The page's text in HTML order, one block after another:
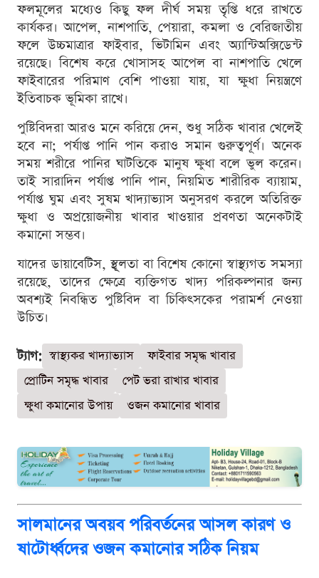
ফলমূলের মধ্যেও কিছু ফল দীর্ঘ সময় তৃপ্তি ধরে রাখতে
কার্যকর। আপেল, নাশপাতি, পেয়ারা, কমলা ও বেরিজাতীয়
ফলে উচ্চমাত্রার ফাইবার, ভিটামিন এবং অ্যান্টিঅক্সিডেন্ট
রয়েছে। বিশেষ করে খোসাসহ আপেল বা নাশপাতি খেলে
ফাইবারের পরিমাণ বেশি পাওয়া যায়, যা ক্ষুধা নিয়ন্ত্রণে
ইতিবাচক ভূমিকা রাখে।
পুষ্টিবিদরা আরও মনে করিয়ে দেন, শুধু সঠিক খাবার খেলেই
হবে না; পর্যাপ্ত পানি পান করাও সমান গুরুত্বপূর্ণ। অনেক
সময় শরীরে পানির ঘাটতিকে মানুষ ক্ষুধা বলে ভুল করেন।
তাই সারাদিন পর্যাপ্ত পানি পান, নিয়মিত শারীরিক ব্যায়াম,
পর্যাপ্ত ঘুম এবং সুষম খাদ্যাভ্যাস অনুসরণ করলে অতিরিক্ত
ক্ষুধা ও অপ্রয়োজনীয় খাবার খাওয়ার প্রবণতা অনেকটাই
কমানো সম্ভব।
যাদের ডায়াবেটিস, স্থূলতা বা বিশেষ কোনো স্বাস্থ্যগত সমস্যা
রয়েছে, তাদের ক্ষেত্রে ব্যক্তিগত খাদ্য পরিকল্পনার জন্য
অবশ্যই নিবন্ধিত পুষ্টিবিদ বা চিকিৎসকের পরামর্শ নেওয়া
উচিত।
ট্যাগ: স্বাস্থ্যকর খাদ্যাভ্যাস
ফাইবার সমৃদ্ধ খাবার
প্রোটিন সমৃদ্ধ খাবার
পেট ভরা রাখার খাবার
ক্ষুধা কমানোর উপায়
ওজন কমানোর খাবার
সালমানের অবয়ব পরিবর্তনের আসল কারণ ও
ষাটোর্ধ্বদের ওজন কমানোর সঠিক নিয়ম